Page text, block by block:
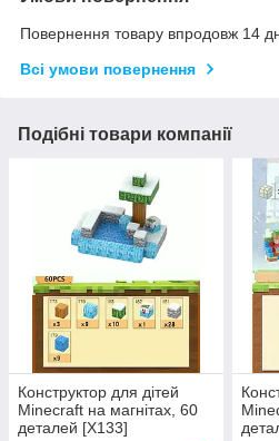
Повернення товару впродовж 14
Всі умови повернення
Подібні товари компанії
Конструктор для дітей
Minecraft на магнітах, 60
деталей [X133]